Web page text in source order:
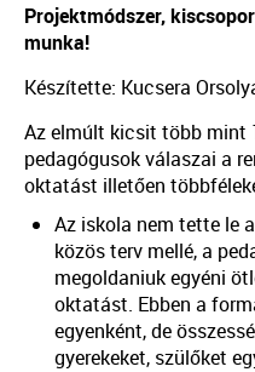
Projektmódszer,
munka!
Készítette: Kucsera
Az elmúlt kicsit több mint
pedagógusok válaszai a
oktatást illetően
Az iskola nem tette le
közös terv mellé, a
megoldaniuk egyéni
oktatást. Ebben a
egyenként, de
gyerekeket, szülőket